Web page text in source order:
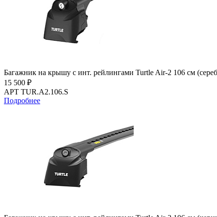
Багажник на крышу с инт. рейлингами Turtle Air-2 106 см
15 500 ₽
АРТ TUR.A2.106.S
Подробнее